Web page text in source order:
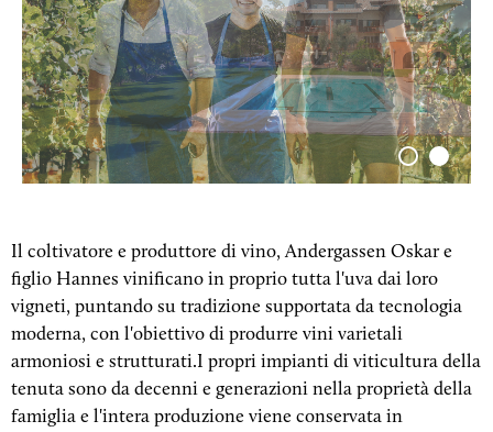
Il coltivatore e produttore di vino, Andergassen Oskar e
figlio Hannes vinificano in proprio tutta l'uva dai loro
vigneti, puntando su tradizione supportata da tecnologia
moderna, con l'obiettivo di produrre vini varietali
armoniosi e strutturati.I propri impianti di viticultura della
tenuta sono da decenni e generazioni nella proprietà della
famiglia e l'intera produzione viene conservata in